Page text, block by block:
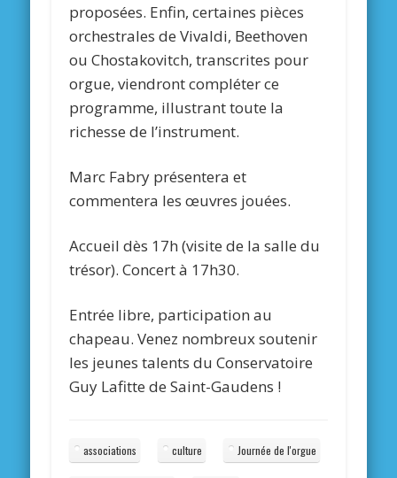
proposées. Enfin, certaines pièces
orchestrales de Vivaldi, Beethoven
ou Chostakovitch, transcrites pour
orgue, viendront compléter ce
programme, illustrant toute la
richesse de l’instrument.
Marc Fabry présentera et
commentera les œuvres jouées.
Accueil dès 17h (visite de la salle du
trésor). Concert à 17h30.
Entrée libre, participation au
chapeau. Venez nombreux soutenir
les jeunes talents du Conservatoire
Guy Lafitte de Saint-Gaudens !
associations culture Journée de l'orgue